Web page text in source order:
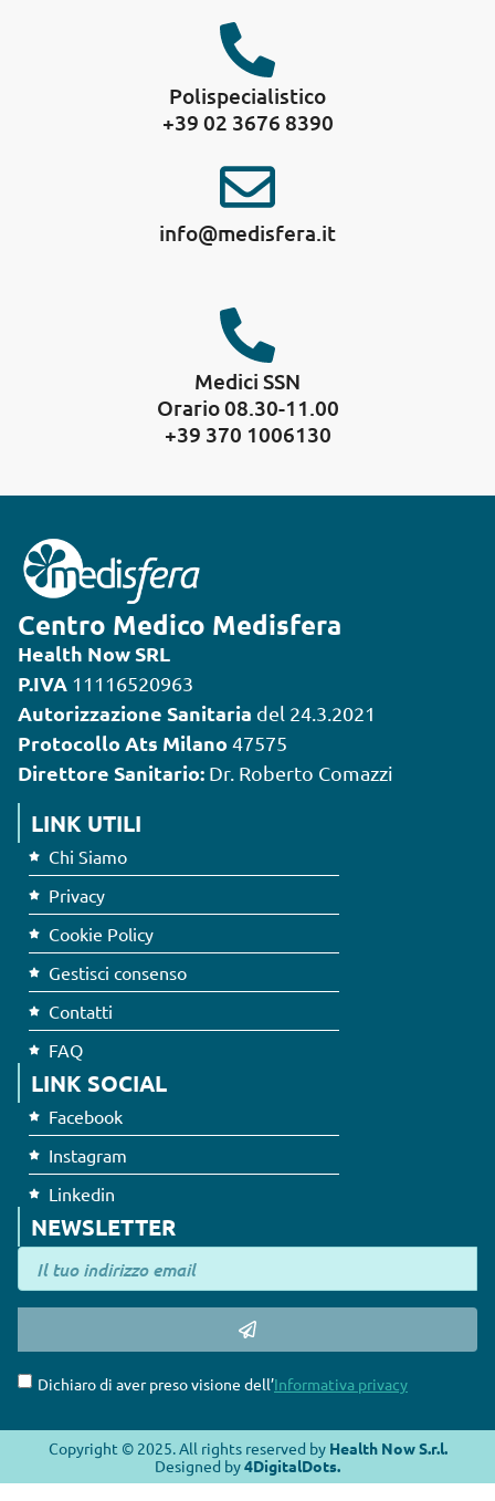
Polispecialistico
+39 02 3676 8390
info@medisfera.it
Medici SSN
Orario 08.30-11.00
+39 370 1006130
Centro Medico Medisfera
Health Now SRL
P.IVA 11116520963
Autorizzazione Sanitaria del 24.3.2021
Protocollo Ats Milano 47575
Direttore Sanitario: Dr. Roberto Comazzi
LINK UTILI
Chi Siamo
Privacy
Cookie Policy
Gestisci consenso
Contatti
FAQ
LINK SOCIAL
Facebook
Instagram
Linkedin
NEWSLETTER
Dichiaro di aver preso visione dell’Informativa privacy
Copyright © 2025. All rights reserved by Health Now S.r.l.
Designed by4DigitalDots.